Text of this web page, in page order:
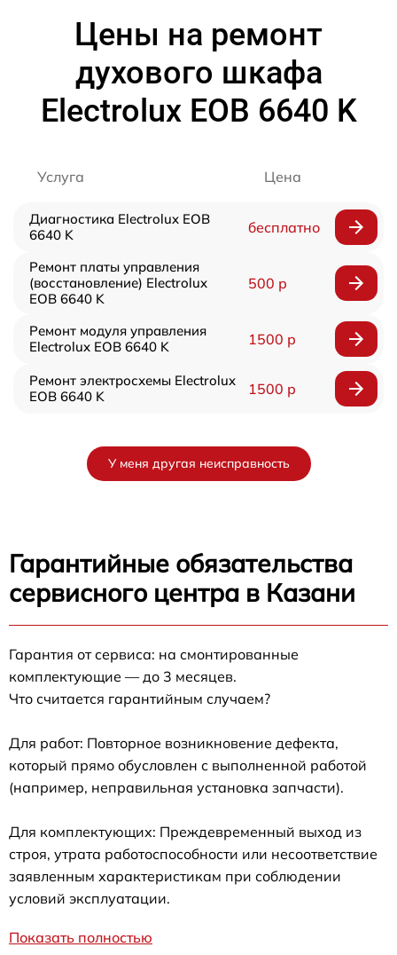
Цены на ремонт
духового шкафа
Electrolux EOB 6640 K
Услуга Цена
Диагностика Electrolux EOB
6640 K
бесплатно
Ремонт платы управления
(восстановление) Electrolux
EOB 6640 K
500 р
Ремонт модуля управления
Electrolux EOB 6640 K
1500 р
Ремонт электросхемы Electrolux
EOB 6640 K
1500 р
У меня другая неисправность
Гарантийные обязательства
сервисного центра в Казани
Гарантия от сервиса: на смонтированные
комплектующие — до 3 месяцев.
Что считается гарантийным случаем?
Для работ: Повторное возникновение дефекта,
который прямо обусловлен с выполненной работой
(например, неправильная установка запчасти).
Для комплектующих: Преждевременный выход из
строя, утрата работоспособности или несоответствие
заявленным характеристикам при соблюдении
условий эксплуатации.
Показать полностью